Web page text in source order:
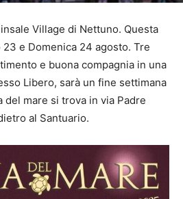
Village di Nettuno. Questa
e Domenica 24 agosto. Tre
e buona compagnia in una
Libero, sarà un fine settimana
del mare si trova in via Padre
al Santuario.